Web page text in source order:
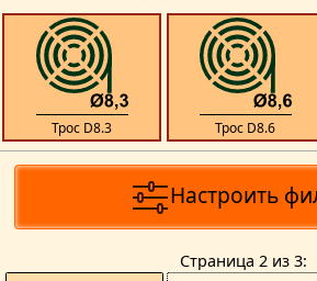
Настроить
Страницa 2 из 3
Трос D8.3 Трос D8.6